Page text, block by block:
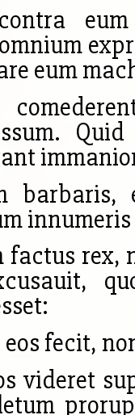
eum
eum
factus rex,
eos fecit,
videret